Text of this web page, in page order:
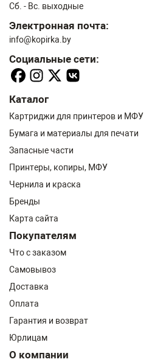
Сб. - Вс. выходные
Электронная почта:
info@kopirka.by
Социальные сети:
Каталог
Картриджи для принтеров и МФУ
Бумага и материалы для печати
Запасные части
Принтеры, копиры, МФУ
Чернила и краска
Бренды
Карта сайта
Покупателям
Что с заказом
Самовывоз
Доставка
Оплата
Гарантия и возврат
Юрлицам
О компании